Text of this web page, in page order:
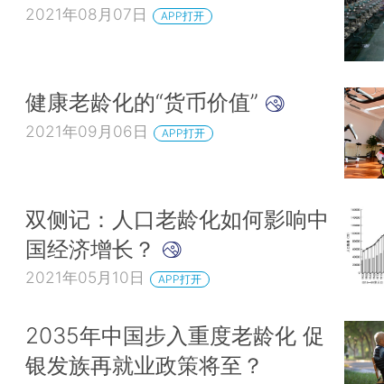
2021年08月07日 APP打开
健康老龄化的“货币价值”
2021年09月06日 APP打开
双侧记：人口老龄化如何影响中
国经济增长？
2021年05月10日 APP打开
2035年中国步入重度老龄化 促
银发族再就业政策将至？